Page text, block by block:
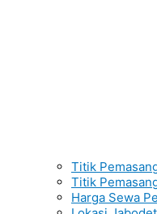
Titik
Titik
Harga Sewa